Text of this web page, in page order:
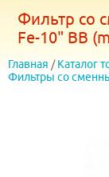
Фильтр со
Fe-10" BB
Главная / Каталог
Фильтры со